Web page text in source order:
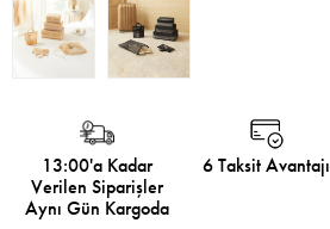
13:00'a Kadar
Verilen Siparişler
Aynı Gün Kargoda
6 Taksit Avantajı